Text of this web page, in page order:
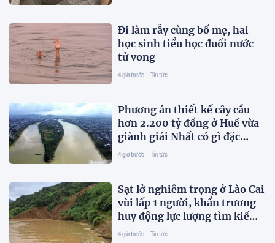
Đi làm rẫy cùng bố mẹ, hai
học sinh tiểu học đuối nước
tử vong
4 giờ trước Tin tức
Phương án thiết kế cây cầu
hơn 2.200 tỷ đồng ở Huế vừa
giành giải Nhất có gì đặc
biệt?
4 giờ trước Tin tức
Sạt lở nghiêm trọng ở Lào Cai
vùi lấp 1 người, khẩn trương
huy động lực lượng tìm kiếm
nạn nhân
4 giờ trước Tin tức